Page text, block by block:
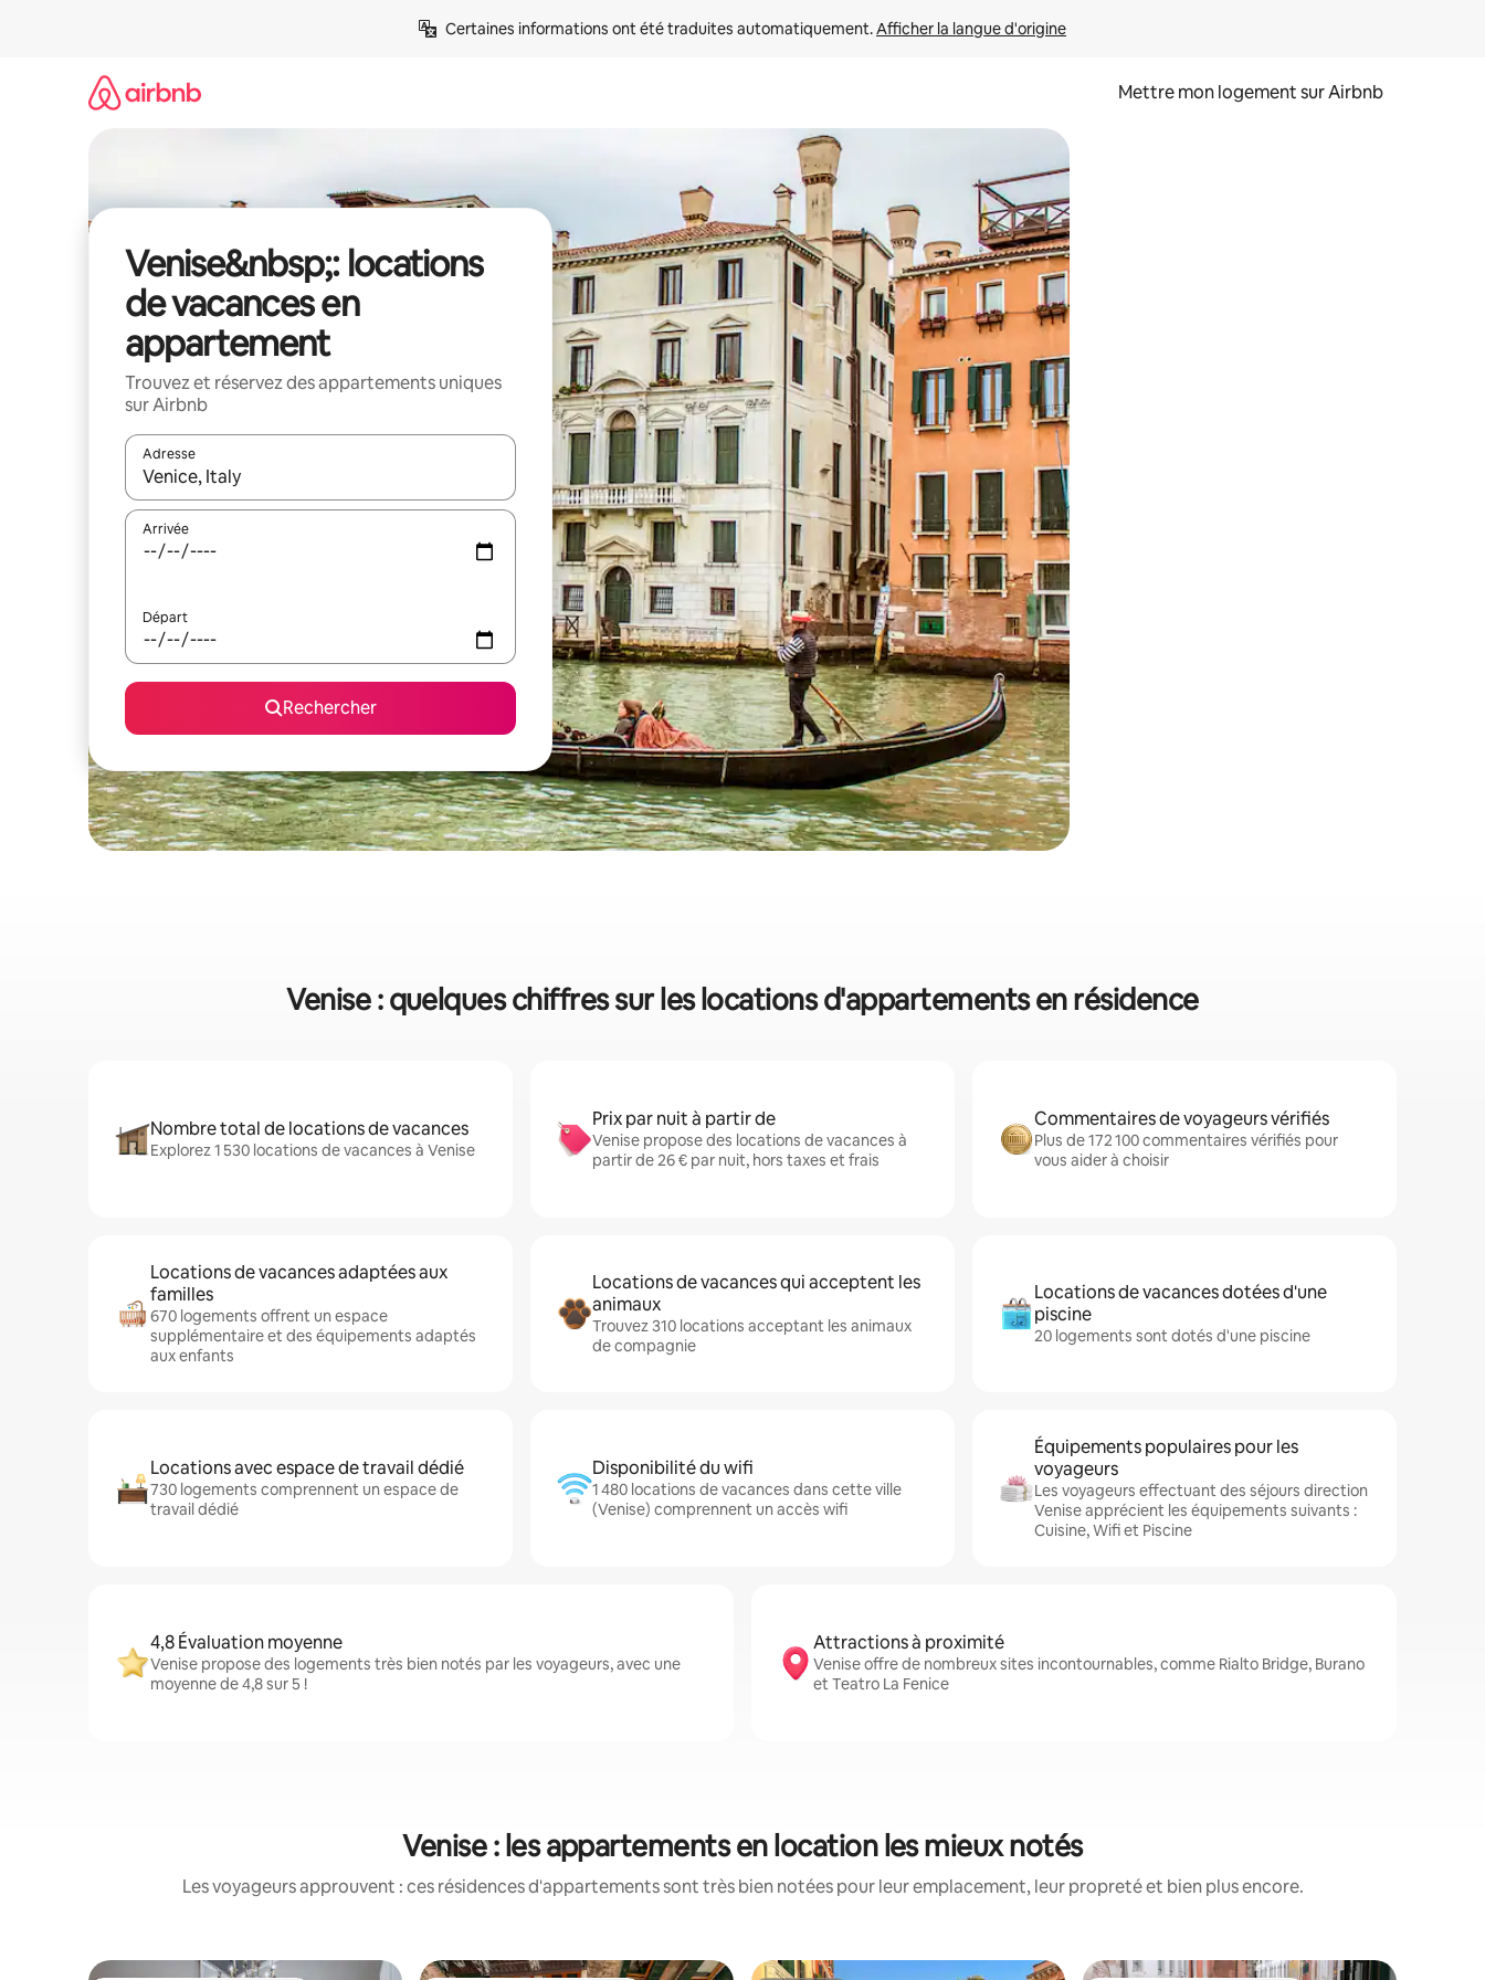
Certaines informations ont été traduites automatiquement. Afficher la langue d'origine
Mettre mon logement sur Airbnb
Venise&nbsp;: locations
de vacances en
appartement
Trouvez et réservez des appartements uniques
sur Airbnb
Adresse
Lorsque les résultats s'affichent, utilisez les flèches vers le haut et vers le bas pour les parcourir ou en appuyant et en faisant glisser.
Arrivée
Départ
Rechercher
Venise : quelques chiffres sur les locations d'appartements en résidence
Nombre total de locations de vacances
Explorez 1 530 locations de vacances à Venise
Prix par nuit à partir de
Venise propose des locations de vacances à
partir de 26 € par nuit, hors taxes et frais
Commentaires de voyageurs vérifiés
Plus de 172 100 commentaires vérifiés pour
vous aider à choisir
Locations de vacances adaptées aux
familles
670 logements offrent un espace
supplémentaire et des équipements adaptés
aux enfants
Locations de vacances qui acceptent les
animaux
Trouvez 310 locations acceptant les animaux
de compagnie
Locations de vacances dotées d'une
piscine
20 logements sont dotés d'une piscine
Locations avec espace de travail dédié
730 logements comprennent un espace de
travail dédié
Disponibilité du wifi
1 480 locations de vacances dans cette ville
(Venise) comprennent un accès wifi
Équipements populaires pour les
voyageurs
Les voyageurs effectuant des séjours direction
Venise apprécient les équipements suivants :
Cuisine, Wifi et Piscine
4,8 Évaluation moyenne
Venise propose des logements très bien notés par les voyageurs, avec une
moyenne de 4,8 sur 5 !
Attractions à proximité
Venise offre de nombreux sites incontournables, comme Rialto Bridge, Burano
et Teatro La Fenice
Venise : les appartements en location les mieux notés
Les voyageurs approuvent : ces résidences d'appartements sont très bien notées pour leur emplacement, leur propreté et bien plus encore.